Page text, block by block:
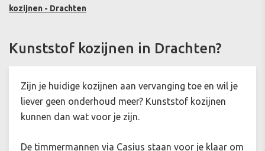
kozijnen - Drachten
Kunststof kozijnen in Drachten?
Zijn je huidige kozijnen aan vervanging toe en wil je
liever geen onderhoud meer? Kunststof kozijnen
kunnen dan wat voor je zijn.
De timmermannen via Casius staan voor je klaar om